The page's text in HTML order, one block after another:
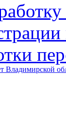
Владимирской